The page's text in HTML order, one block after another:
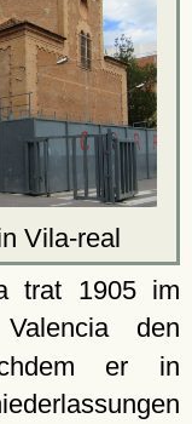
Vila-real
trat 1905 im
den
er in